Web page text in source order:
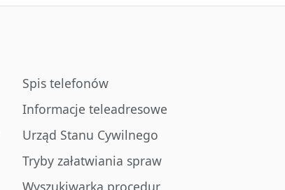
Spis telefonów
Informacje teleadresowe
Urząd Stanu Cywilnego
Tryby załatwiania spraw
Wyszukiwarka procedur